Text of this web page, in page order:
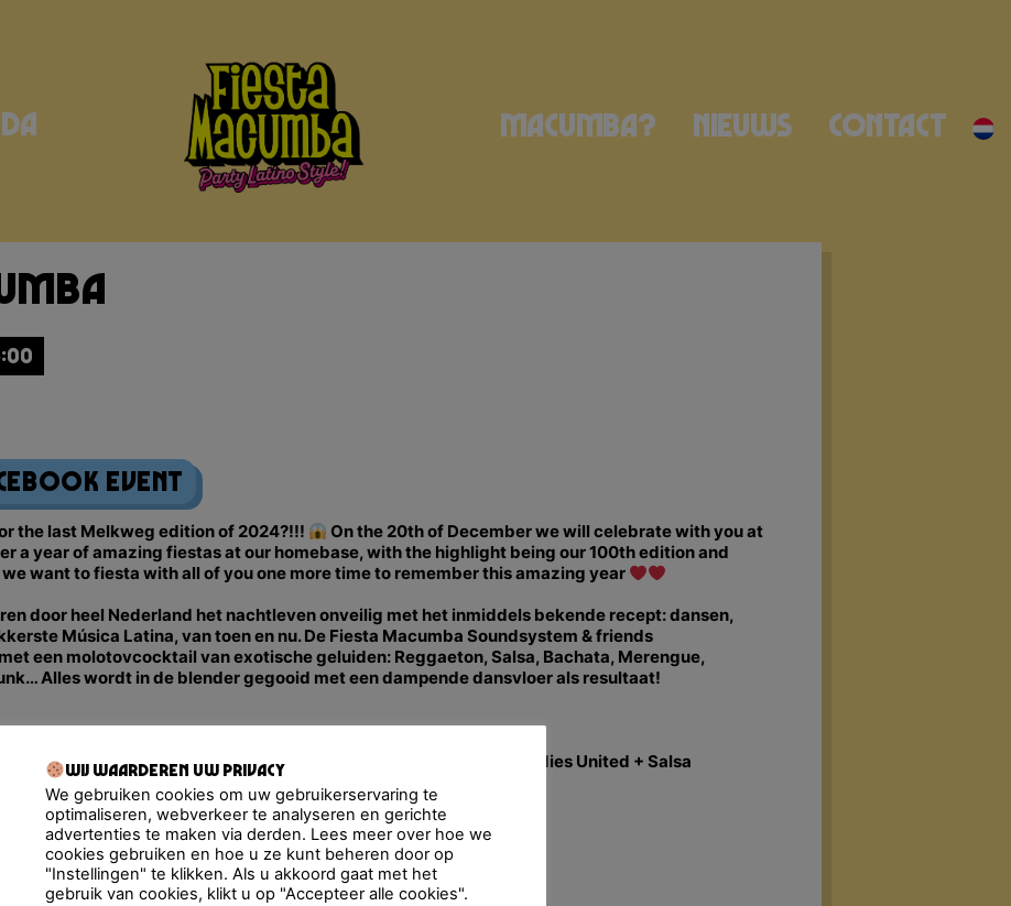
Macumba? Nieuws Contact
Event
the last Melkweg edition of 2024?!!!
On the 20th of December we will celebrate with you at
a year of amazing fiestas at our homebase, with the highlight being our 100th edition and
want to fiesta with all of you one more time to remember this amazing year
door heel Nederland het nachtleven onveilig met het inmiddels bekende recept: dansen,
Música Latina, van toen en nu. De Fiesta Macumba Soundsystem & friends
een molotovcocktail van exotische geluiden: Reggaeton, Salsa, Bachata, Merengue,
Alles wordt in de blender gegooid met een dampende dansvloer als resultaat!
toda la noche!
Latin Master + Lalo el Bandido + Salsa & Bachata Show by Ladies United + Salsa
Arends
om 12:00
Wij waarderen uw privacy
We gebruiken cookies om uw gebruikerservaring te
optimaliseren, webverkeer te analyseren en gerichte
advertenties te maken via derden. Lees meer over hoe we
cookies gebruiken en hoe u ze kunt beheren door op
"Instellingen" te klikken. Als u akkoord gaat met het
gebruik van cookies, klikt u op "Accepteer alle cookies".